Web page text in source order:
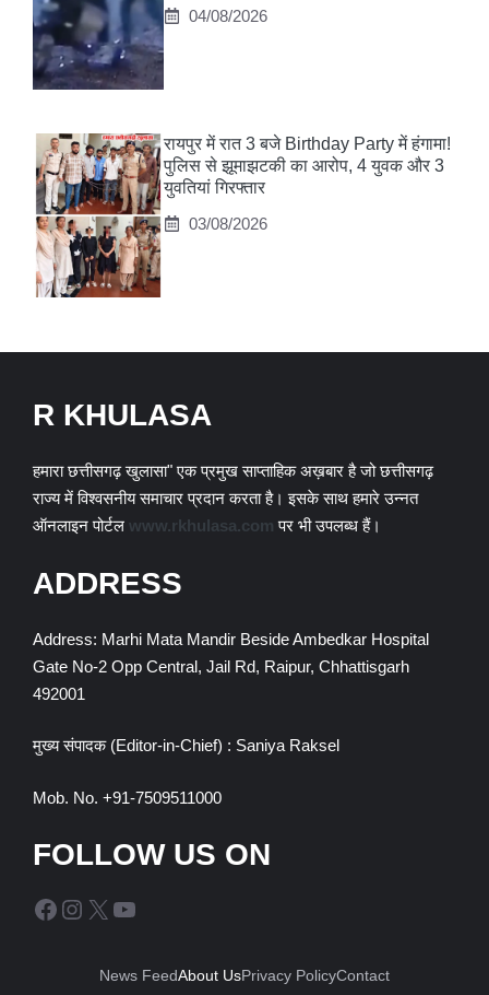
04/08/2026
रायपुर में रात 3 बजे Birthday Party में हंगामा!
पुलिस से झूमाझटकी का आरोप, 4 युवक और 3
युवतियां गिरफ्तार
03/08/2026
R KHULASA
हमारा छत्तीसगढ़ खुलासा" एक प्रमुख साप्ताहिक अख़बार है जो छत्तीसगढ़
राज्य में विश्वसनीय समाचार प्रदान करता है। इसके साथ हमारे उन्नत
ऑनलाइन पोर्टल www.rkhulasa.com पर भी उपलब्ध हैं।
ADDRESS
Address: Marhi Mata Mandir Beside Ambedkar Hospital
Gate No-2 Opp Central, Jail Rd, Raipur, Chhattisgarh
492001
मुख्य संपादक (Editor-in-Chief) : Saniya Raksel
Mob. No. +91-7509511000
FOLLOW US ON
Facebook Instagram X YouTube
News FeedAbout UsPrivacy PolicyContact